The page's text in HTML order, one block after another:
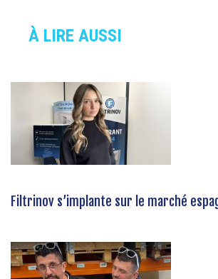
À LIRE AUSSI
Filtrinov s’implante sur le marché